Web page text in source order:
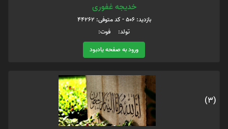
خدیجه غفوری
بازدید: 506 - کد متوفی: 44262
تولد: فوت:
ورود به صفحه یادبود
(3)